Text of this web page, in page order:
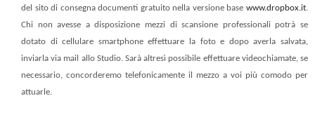
del sito di consegna documenti gratuito nella versione base www.dropbox.it.
Chi non avesse a disposizione mezzi di scansione professionali potrà se
dotato di cellulare smartphone effettuare la foto e dopo averla salvata,
inviarla via mail allo Studio. Sarà altresì possibile effettuare videochiamate, se
necessario, concorderemo telefonicamente il mezzo a voi più comodo per
attuarle.